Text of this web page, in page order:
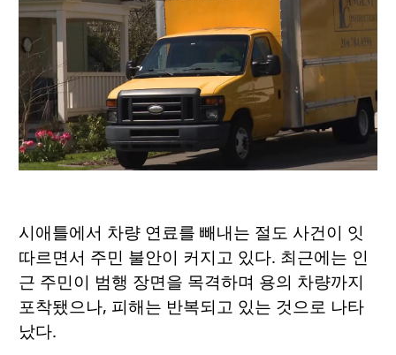
시애틀에서 차량 연료를 빼내는 절도 사건이 잇
따르면서 주민 불안이 커지고 있다. 최근에는 인
근 주민이 범행 장면을 목격하며 용의 차량까지
포착됐으나, 피해는 반복되고 있는 것으로 나타
났다.